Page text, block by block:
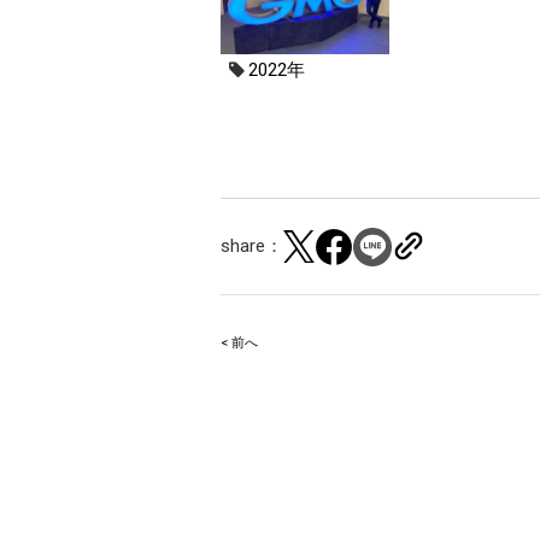
2022年
share：
Post
< 前へ